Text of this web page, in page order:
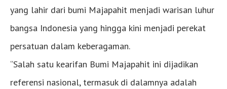
yang lahir dari bumi Majapahit menjadi warisan luhur
bangsa Indonesia yang hingga kini menjadi perekat
persatuan dalam keberagaman.
“Salah satu kearifan Bumi Majapahit ini dijadikan
referensi nasional, termasuk di dalamnya adalah